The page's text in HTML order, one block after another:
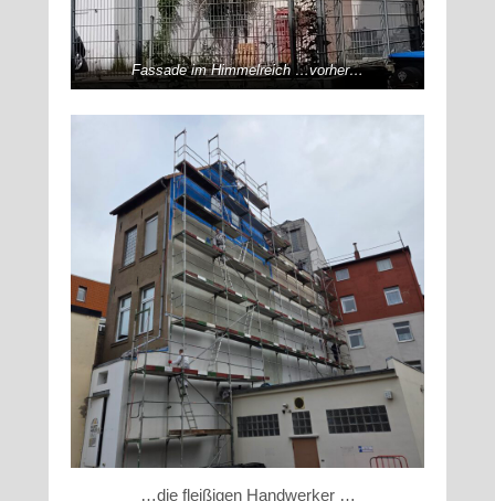
Fassade im Himmelreich …vorher…
…die fleißigen Handwerker …